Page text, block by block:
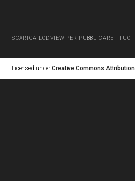
SCARICA LODVIEW PER PUBBLICARE I TUOI
Licensed under Creative Commons